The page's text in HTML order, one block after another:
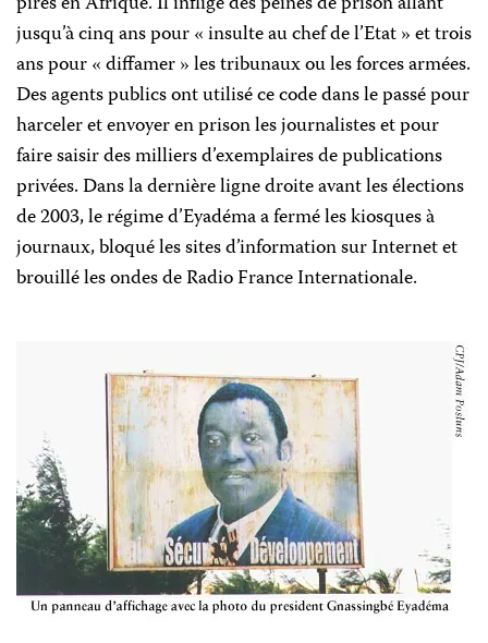
jusqu’à cinq ans pour « insulte au chef de l’Etat » et trois
ans pour « diffamer » les tribunaux ou les forces armées.
Des agents publics ont utilisé ce code dans le passé pour
harceler et envoyer en prison les journalistes et pour
faire saisir des milliers d’exemplaires de publications
privées. Dans la dernière ligne droite avant les élections
de 2003, le régime d’Eyadéma a fermé les kiosques à
journaux, bloqué les sites d’information sur Internet et
brouillé les ondes de Radio France Internationale.